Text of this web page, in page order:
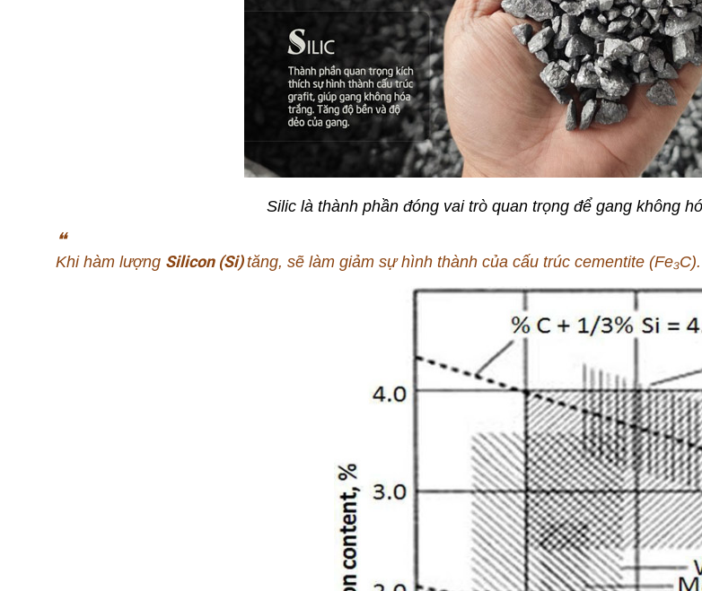
Silic là thành phần đóng vai trò quan trọng để gang không
❝
Khi hàm lượng Silicon (Si)tăng, sẽ làm giảm sự hình thành của cấu trúc cementite (Fe₃C